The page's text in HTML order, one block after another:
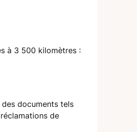
à 3 500 kilomètres :
documents tels
de